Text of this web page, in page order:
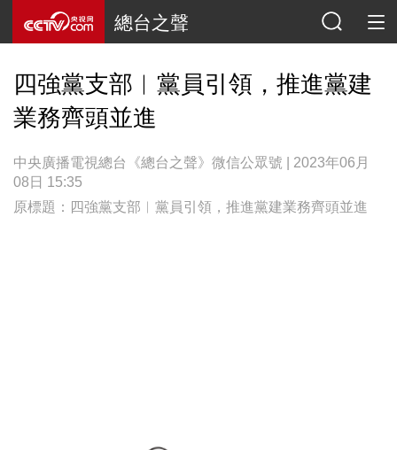
總台之聲
四強黨支部︱黨員引領，推進黨建
業務齊頭並進
中央廣播電視總台《總台之聲》微信公眾號 | 2023年06月
08日 15:35
原標題：四強黨支部︱黨員引領，推進黨建業務齊頭並進